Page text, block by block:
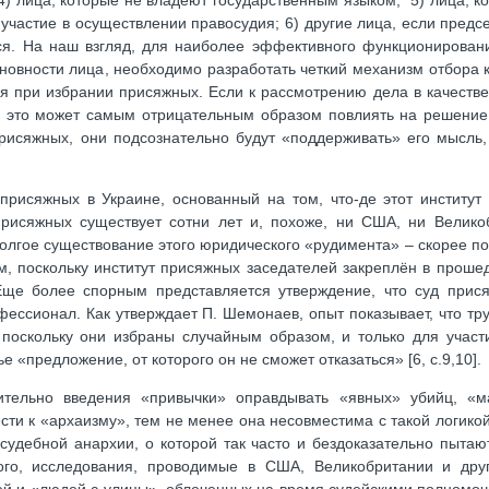
в осуществлении правосудия; 6) другие лица, если
На наш взгляд, для наиболее эффективного
лица, необходимо разработать четкий механизм отбора
при избрании присяжных. Если к рассмотрению дела в
может самым отрицательным образом повлиять на
они подсознательно будут «поддерживать» его
в Украине, основанный на том, что-де этот институт
существует сотни лет и, похоже, ни США, ни
существование этого юридического «рудимента» – скорее
поскольку институт присяжных заседателей закреплён в
более спорным представляется утверждение, что суд
Как утверждает П. Шемонаев, опыт показывает, что
они избраны случайным образом, и только для
от которого он не сможет отказаться» [6, с.9,10].
введения «привычки» оправдывать «явных» убийц,
к «архаизму», тем не менее она несовместима с такой
анархии, о которой так часто и бездоказательно
исследования, проводимые в США, Великобритании и